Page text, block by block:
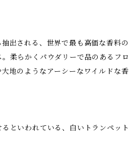
出される、世界で最も高価な香料の
柔らかくパウダリーで品のあるフロ
地のようなアーシーなワイルドな香
といわれている、白いトランペット